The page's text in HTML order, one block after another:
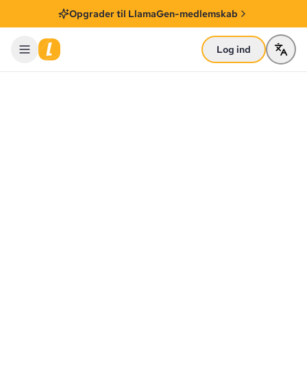
Opgrader til LlamaGen-medlemskab
Log ind